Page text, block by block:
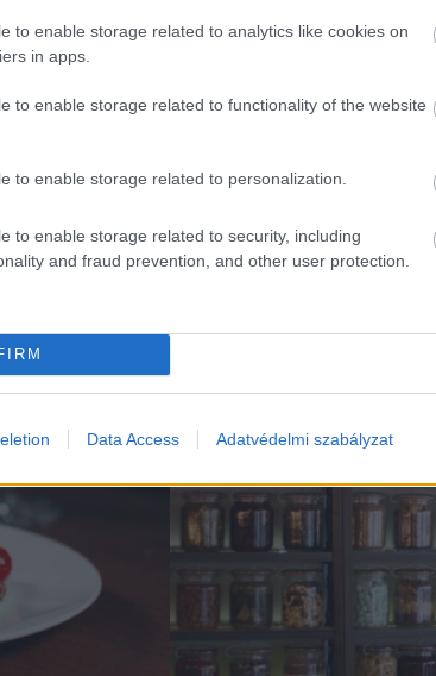
to enable storage related to analytics like cookies on
in apps.
to enable storage related to functionality of the website
to enable storage related to personalization.
to enable storage related to security, including
and fraud prevention, and other user protection.
Data Access Adatvédelmi szabályzat